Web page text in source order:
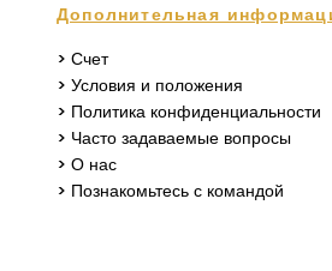
Дополнительная
> Счет
> Условия и положения
> Политика конфиденциальности
> Часто задаваемые вопросы
> О нас
> Познакомьтесь с командой